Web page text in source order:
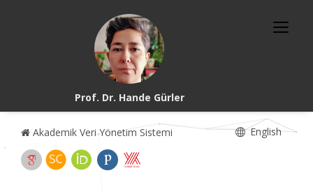
Prof. Dr. Hande Gürler
Akademik Veri Yönetim Sistemi English